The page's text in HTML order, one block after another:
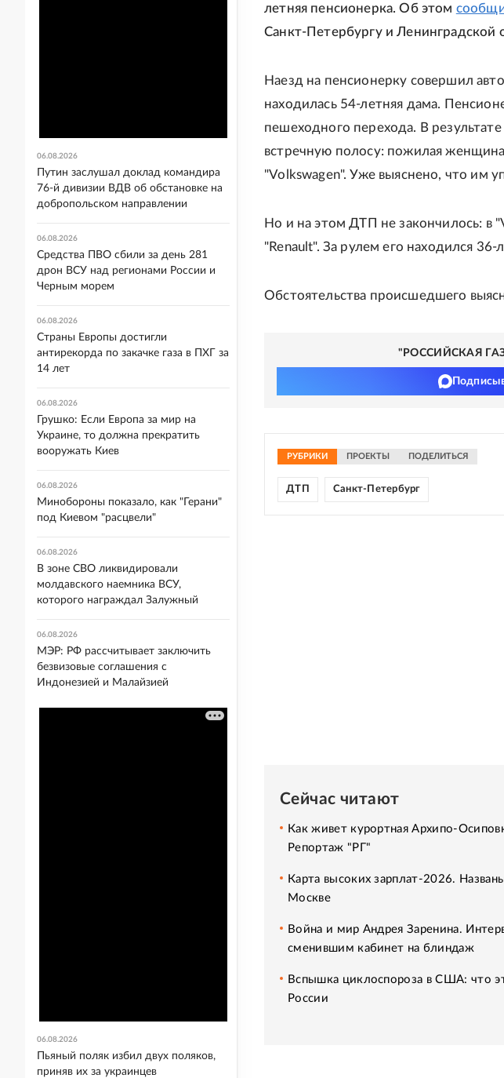
летняя пенсионерка. Об этом
Санкт-Петербургу и Ленинградской
Наезд на пенсионерку совершил
находилась 54-летняя дама.
пешеходного перехода. В
встречную полосу: пожилая
"Volkswagen". Уже выяснено, что им
Но и на этом ДТП не закончилось: в
"Renault". За рулем его находился
Обстоятельства происшедшего
"РОССИЙСКАЯ
РУБРИКИ ПРОЕКТЫ ПОДЕЛИТЬСЯ
ДТП Санкт-Петербург
Сейчас читают
Как живет курортная Архипо-
Репортаж "РГ"
Карта высоких зарплат-2026.
Москве
Война и мир Андрея Заренина.
сменившим кабинет на блиндаж
Вспышка циклоспороза в США: что
России
06.08.2026
Путин заслушал доклад командира
76-й дивизии ВДВ об обстановке на
добропольском направлении
06.08.2026
Средства ПВО сбили за день 281
дрон ВСУ над регионами России и
Черным морем
06.08.2026
Страны Европы достигли
антирекорда по закачке газа в ПХГ за
14 лет
06.08.2026
Грушко: Если Европа за мир на
Украине, то должна прекратить
вооружать Киев
06.08.2026
Минобороны показало, как "Герани"
под Киевом "расцвели"
06.08.2026
В зоне СВО ликвидировали
молдавского наемника ВСУ,
которого награждал Залужный
06.08.2026
МЭР: РФ рассчитывает заключить
безвизовые соглашения с
Индонезией и Малайзией
06.08.2026
Пьяный поляк избил двух поляков,
приняв их за украинцев